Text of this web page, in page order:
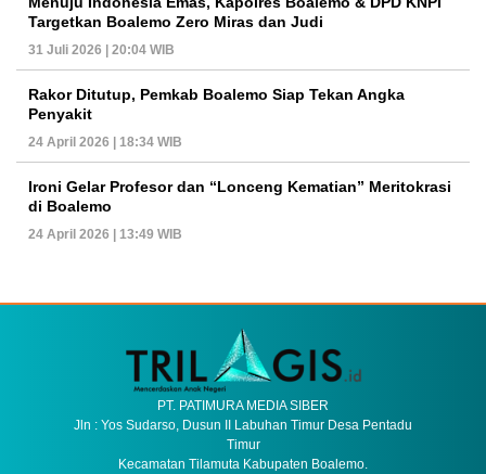
Targetkan Boalemo Zero Miras dan Judi
31 Juli 2026 | 20:04 WIB
Rakor Ditutup, Pemkab Boalemo Siap Tekan Angka
Penyakit
24 April 2026 | 18:34 WIB
Ironi Gelar Profesor dan “Lonceng Kematian” Meritokrasi
di Boalemo
24 April 2026 | 13:49 WIB
PT. PATIMURA MEDIA SIBER
Jln : Yos Sudarso, Dusun II Labuhan Timur Desa Pentadu
Timur
Kecamatan Tilamuta Kabupaten Boalemo.